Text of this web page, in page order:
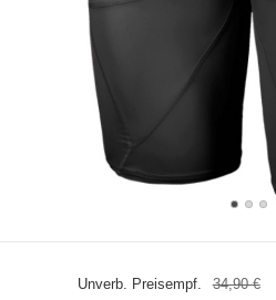
Unverb. Preisempf. 34,90 €